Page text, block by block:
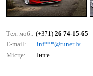
Тел. моб.: (+371) 26 74-15-65
E-mail:
inf***@tunеr.lv
Місце:
Інше